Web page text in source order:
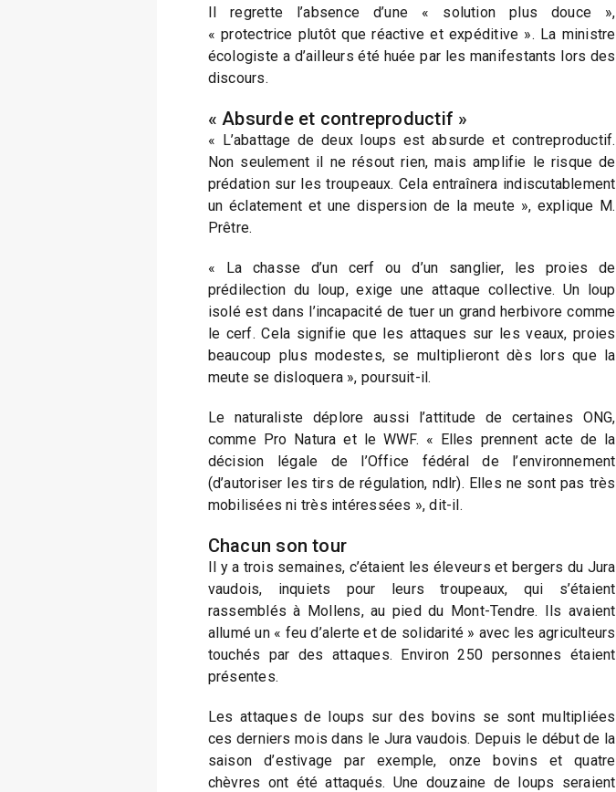
Il regrette l’absence d’une « solution plus douce »,
« protectrice plutôt que réactive et expéditive ». La ministre
écologiste a d’ailleurs été huée par les manifestants lors des
discours.
« Absurde et contreproductif »
« L’abattage de deux loups est absurde et contreproductif.
Non seulement il ne résout rien, mais amplifie le risque de
prédation sur les troupeaux. Cela entraînera indiscutablement
un éclatement et une dispersion de la meute », explique M.
Prêtre.
« La chasse d’un cerf ou d’un sanglier, les proies de
prédilection du loup, exige une attaque collective. Un loup
isolé est dans l’incapacité de tuer un grand herbivore comme
le cerf. Cela signifie que les attaques sur les veaux, proies
beaucoup plus modestes, se multiplieront dès lors que la
meute se disloquera », poursuit-il.
Le naturaliste déplore aussi l’attitude de certaines ONG,
comme Pro Natura et le WWF. « Elles prennent acte de la
décision légale de l’Office fédéral de l’environnement
(d’autoriser les tirs de régulation, ndlr). Elles ne sont pas très
mobilisées ni très intéressées », dit-il.
Chacun son tour
Il y a trois semaines, c’étaient les éleveurs et bergers du Jura
vaudois, inquiets pour leurs troupeaux, qui s’étaient
rassemblés à Mollens, au pied du Mont-Tendre. Ils avaient
allumé un « feu d’alerte et de solidarité » avec les agriculteurs
touchés par des attaques. Environ 250 personnes étaient
présentes.
Les attaques de loups sur des bovins se sont multipliées
ces derniers mois dans le Jura vaudois. Depuis le début de la
saison d’estivage par exemple, onze bovins et quatre
chèvres ont été attaqués. Une douzaine de loups seraient